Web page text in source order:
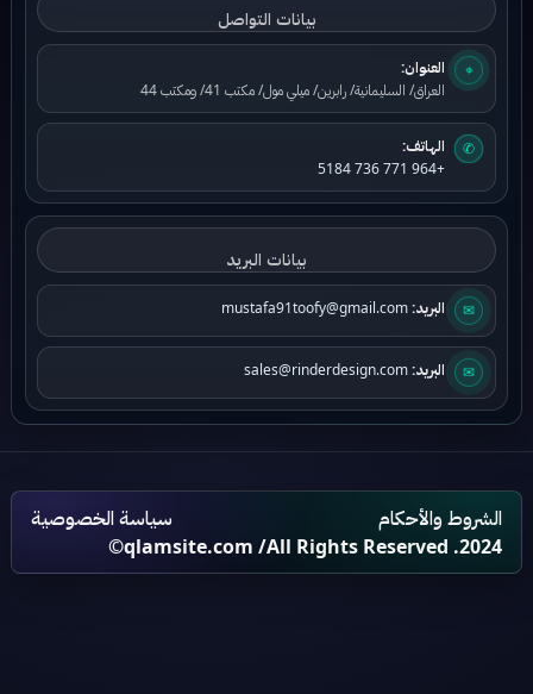
العراق/ السليمانية/ رابرين/ ميلي مول/ مكتب 41/ ومكتب 44
✆
الهاتف:
+964 771 736 5184
بيانات البريد
✉
✉ البريد: sales@rinderdesign.com
الشروط والأحكام
سياسة الخصوصية